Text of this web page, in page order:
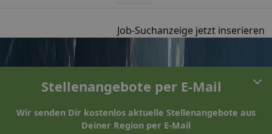
Job-Suchanzeige jetzt inserieren
Stellenangebote per E-Mail
Wir senden Dir kostenlos aktuelle Stellenangebote aus
Deiner Region per E-Mail